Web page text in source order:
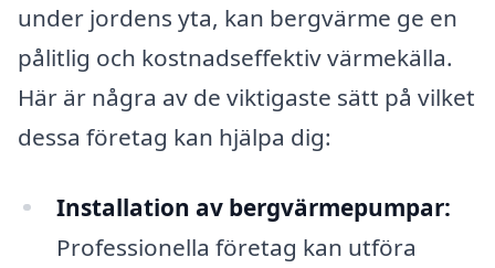
under jordens yta, kan bergvärme ge en
pålitlig och kostnadseffektiv värmekälla.
Här är några av de viktigaste sätt på vilket
dessa företag kan hjälpa dig:
Installation av bergvärmepumpar:
Professionella företag kan utföra